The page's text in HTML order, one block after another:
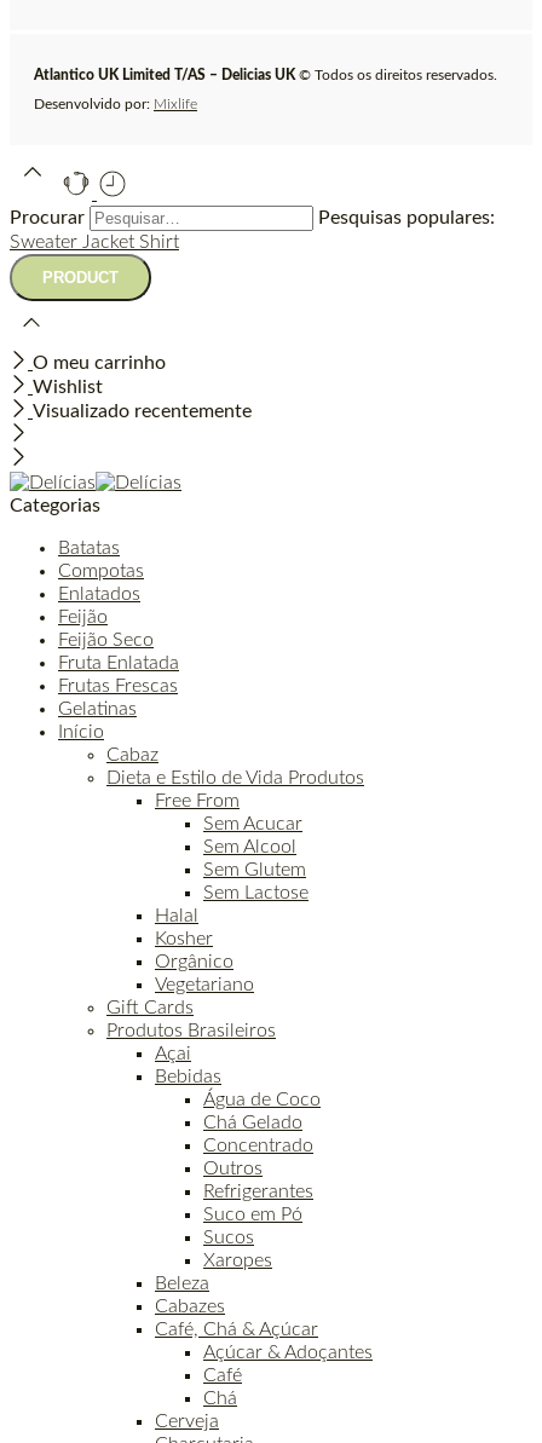
Atlantico UK Limited T/AS – Delicias UK © Todos os direitos reservados.
Desenvolvido por: Mixlife
Procurar
Pesquisas populares:
Sweater Jacket Shirt
O meu carrinho
Wishlist
Visualizado recentemente
Categorias
Batatas
Compotas
Enlatados
Feijão
Feijão Seco
Fruta Enlatada
Frutas Frescas
Gelatinas
Início
Cabaz
Dieta e Estilo de Vida Produtos
Free From
Sem Acucar
Sem Alcool
Sem Glutem
Sem Lactose
Halal
Kosher
Orgânico
Vegetariano
Gift Cards
Produtos Brasileiros
Açai
Bebidas
Água de Coco
Chá Gelado
Concentrado
Outros
Refrigerantes
Suco em Pó
Sucos
Xaropes
Beleza
Cabazes
Café, Chá & Açúcar
Açúcar & Adoçantes
Café
Chá
Cerveja